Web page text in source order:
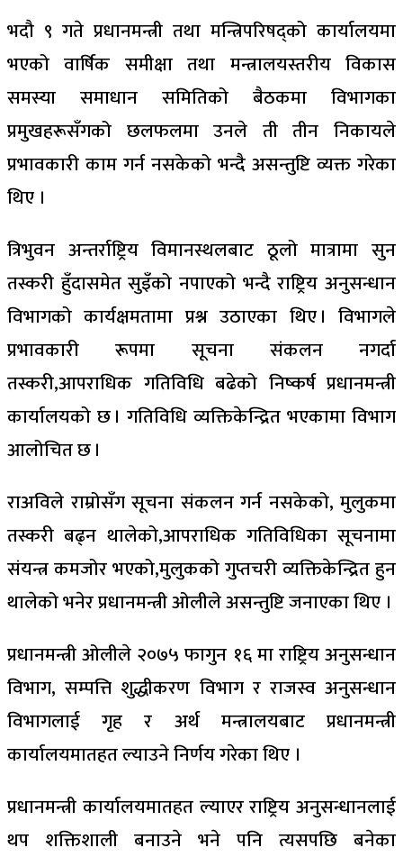
भदौ ९ गते प्रधानमन्त्री तथा मन्त्रिपरिषद्को कार्यालयमा
भएको वार्षिक समीक्षा तथा मन्त्रालयस्तरीय विकास
समस्या समाधान समितिको बैठकमा विभागका
प्रमुखहरूसँगको छलफलमा उनले ती तीन निकायले
प्रभावकारी काम गर्न नसकेको भन्दै असन्तुष्टि व्यक्त गरेका
थिए ।
त्रिभुवन अन्तर्राष्ट्रिय विमानस्थलबाट ठूलो मात्रामा सुन
तस्करी हुँदासमेत सुइँको नपाएको भन्दै राष्ट्रिय अनुसन्धान
विभागको कार्यक्षमतामा प्रश्न उठाएका थिए । विभागले
प्रभावकारी रूपमा सूचना संकलन नगर्दा
तस्करी,आपराधिक गतिविधि बढेको निष्कर्ष प्रधानमन्त्री
कार्यालयको छ । गतिविधि व्यक्तिकेन्द्रित भएकामा विभाग
आलोचित छ ।
राअविले राम्रोसँग सूचना संकलन गर्न नसकेको, मुलुकमा
तस्करी बढ्न थालेको,आपराधिक गतिविधिका सूचनामा
संयन्त्र कमजोर भएको,मुलुकको गुप्तचरी व्यक्तिकेन्द्रित हुन
थालेको भनेर प्रधानमन्त्री ओलीले असन्तुष्टि जनाएका थिए ।
प्रधानमन्त्री ओलीले २०७५ फागुन १६ मा राष्ट्रिय अनुसन्धान
विभाग, सम्पत्ति शुद्धीकरण विभाग र राजस्व अनुसन्धान
विभागलाई गृह र अर्थ मन्त्रालयबाट प्रधानमन्त्री
कार्यालयमातहत ल्याउने निर्णय गरेका थिए ।
प्रधानमन्त्री कार्यालयमातहत ल्याएर राष्ट्रिय अनुसन्धानलाई
थप शक्तिशाली बनाउने भने पनि त्यसपछि बनेका